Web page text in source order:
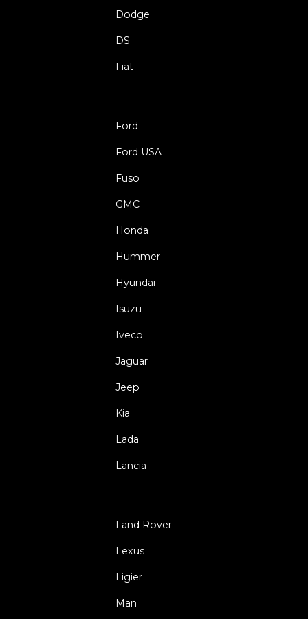
Dodge
DS
Fiat
Ford
Ford USA
Fuso
GMC
Honda
Hummer
Hyundai
Isuzu
Iveco
Jaguar
Jeep
Kia
Lada
Lancia
Land Rover
Lexus
Ligier
Man